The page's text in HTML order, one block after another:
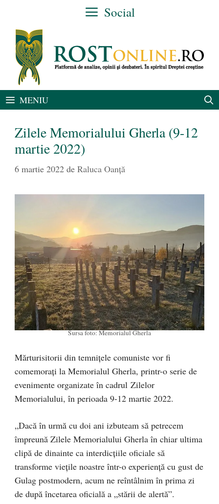
conținut
Social
MENIU
Zilele Memorialului Gherla (9-12
martie 2022)
6 martie 2022 de Raluca Oanță
Sursa foto: Memorialul Gherla
Mărturisitorii din temnițele comuniste vor fi
comemorați la Memorialul Gherla, printr-o serie de
evenimente organizate în cadrul Zilelor
Memorialului, în perioada 9-12 martie 2022.
„Dacă în urmă cu doi ani izbuteam să petrecem
împreună Zilele Memorialului Gherla în chiar ultima
clipă de dinainte ca interdicțiile oficiale să
transforme viețile noastre într-o experiență cu gust de
Gulag postmodern, acum ne reîntâlnim în prima zi
de după încetarea oficială a „stării de alertă”.